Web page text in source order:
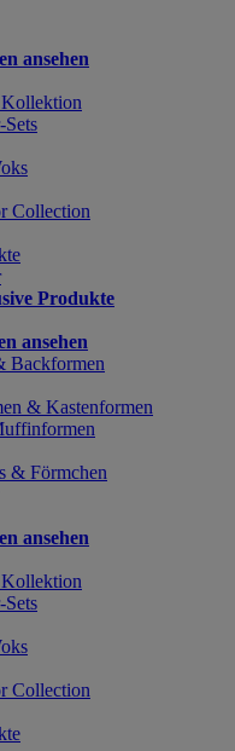
ansehen
Collection
Produkte
ansehen
Backformen
& Kastenformen
& Förmchen
ansehen
Collection